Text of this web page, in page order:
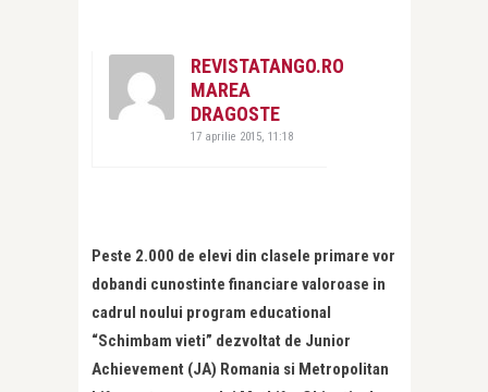
REVISTATANGO.RO
MAREA
DRAGOSTE
17 aprilie 2015, 11:18
Peste 2.000 de elevi din clasele primare vor
dobandi cunostinte financiare valoroase in
cadrul noului program educational
“Schimbam vieti” dezvoltat de Junior
Achievement (JA) Romania si Metropolitan